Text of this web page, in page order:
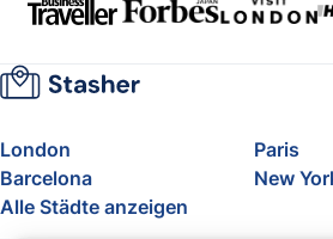
London
Paris
Barcelona
New
Alle Städte anzeigen